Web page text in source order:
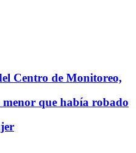
Centro de Monitoreo,
que había robado